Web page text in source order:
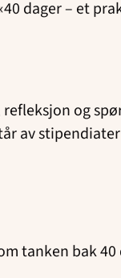
dager – et
og
av
tanken bak 40